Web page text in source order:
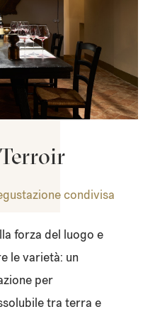
condivisa
forza del luogo e
le varietà: un
per
tra terra e